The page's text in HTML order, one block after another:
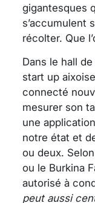
gigantesques
s’accumulent
récolter. Que
Dans le hall
start up
connecté
mesurer son
une
notre état et
ou deux.
ou le Burkina
autorisé à
peut aussi